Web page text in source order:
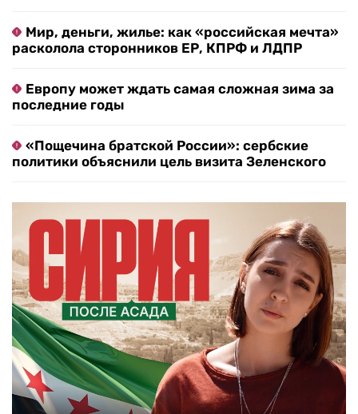
Мир, деньги, жилье: как «российская мечта»
расколола сторонников ЕР, КПРФ и ЛДПР
Европу может ждать самая сложная зима за
последние годы
«Пощечина братской России»: сербские
политики объяснили цель визита Зеленского